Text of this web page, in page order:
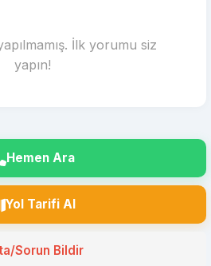
İlk yorumu siz
yapın!
Hemen Ara
Yol Tarifi Al
Sorun Bildir